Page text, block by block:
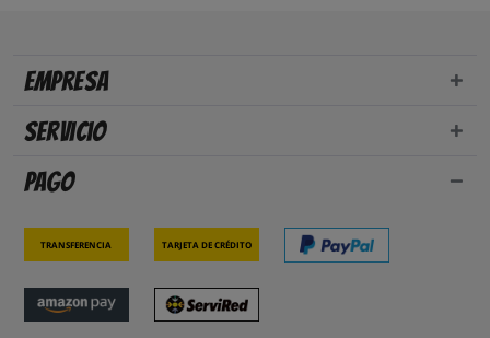
Empresa
Servicio
Pago
Transferencia Tarjeta de crédito